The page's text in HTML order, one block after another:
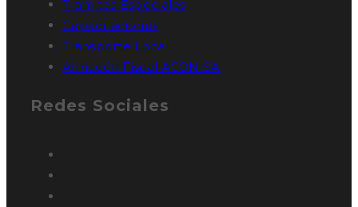
Tramites Especiales
Capacitaciones
Transporte Local
Almacén Fiscal ACONISA
Redes Sociales